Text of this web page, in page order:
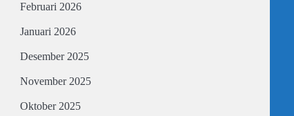
Februari 2026
Januari 2026
Desember 2025
November 2025
Oktober 2025